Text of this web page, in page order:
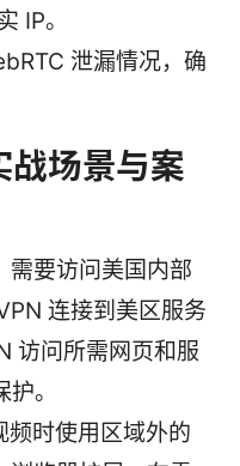
IP。
泄漏情况，确
战场景与案
需要访问美国内部
连接到美区服务
访问所需网页和服
。
频时使用区域外的